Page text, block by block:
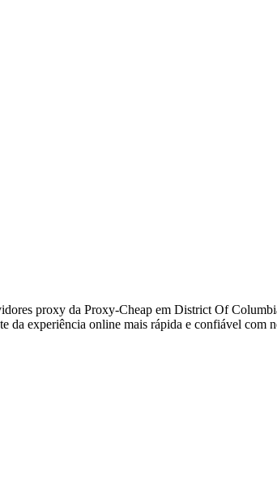
proxy da Proxy-Cheap em District Of
da experiência online mais rápida e confiável com